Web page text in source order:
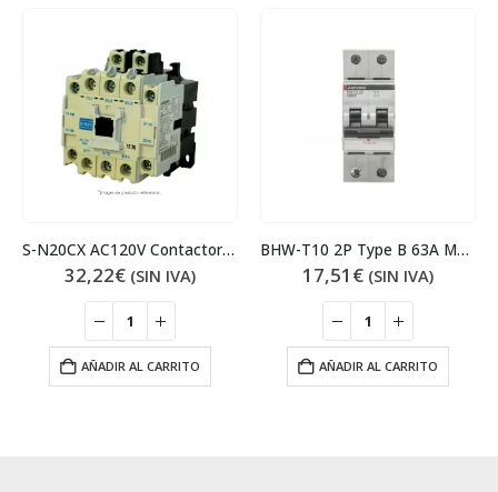
S-N20CX AC120V Contactor 11 kW
32,22€ (SIN IVA)
AÑADIR AL CARRITO
BHW-T10 2P Type B 63A Magnetotérmico
17,51 € (SIN IVA)
AÑADIR AL CARRITO